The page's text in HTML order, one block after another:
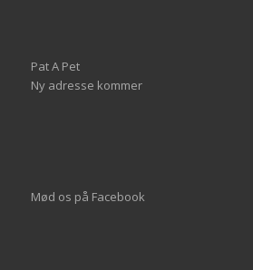
Pat A Pet
Ny adresse kommer
Mød os på Facebook